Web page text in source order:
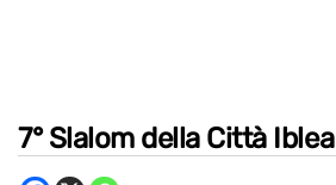
7° Slalom della Città Iblea